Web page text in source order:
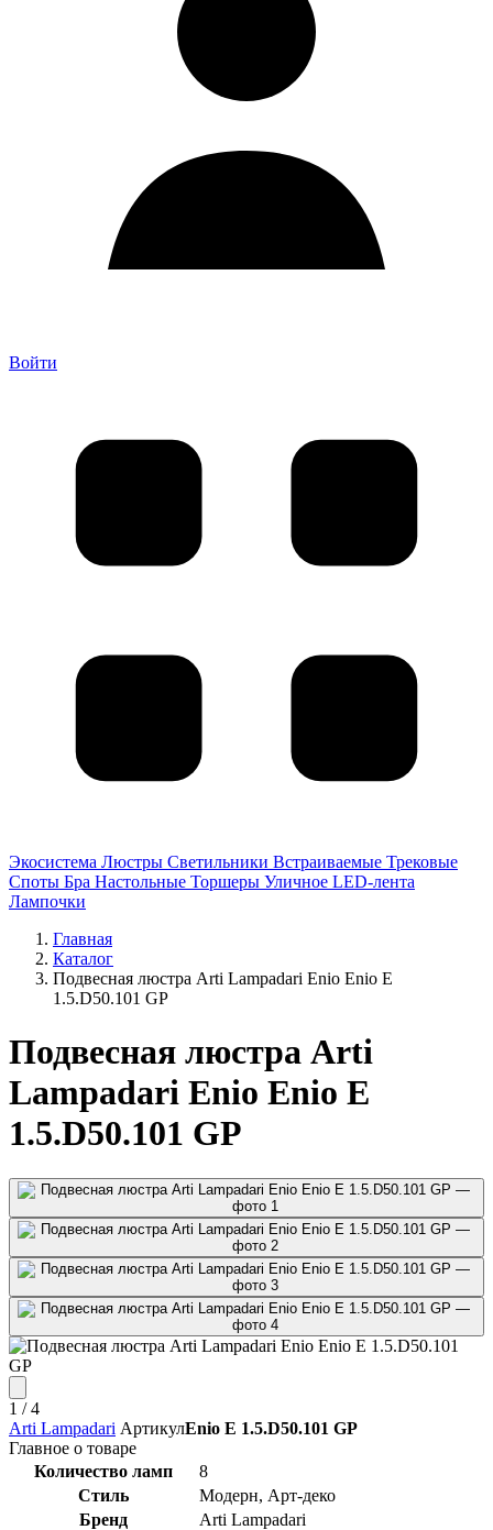
Войти
Экосистема Люстры Светильники Встраиваемые Трековые
Споты Бра Настольные Торшеры Уличное LED-лента
Лампочки
Главная
Каталог
Подвесная люстра Arti Lampadari Enio Enio E
1.5.D50.101 GP
Подвесная люстра Arti
Lampadari Enio Enio E
1.5.D50.101 GP
1 / 4
Arti Lampadari АртикулEnio E 1.5.D50.101 GP
Главное о товаре
Количество ламп
8
Стиль
Модерн, Арт-деко
Бренд
Arti Lampadari